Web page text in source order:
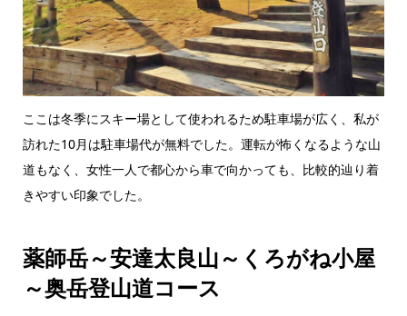
ここは冬季にスキー場として使われるため駐車場が広く、私が
訪れた10月は駐車場代が無料でした。運転が怖くなるような山
道もなく、女性一人で都心から車で向かっても、比較的辿り着
きやすい印象でした。
薬師岳～安達太良山～くろがね小屋
～奥岳登山道コース